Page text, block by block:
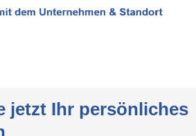
jetzt Ihr persönliches